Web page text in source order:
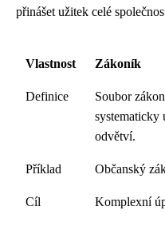
přinášet užitek celé
Vlastnost Zákoník
Definice
Soubor
systematicky
odvětví.
Příklad Občanský
Cíl Komplexní